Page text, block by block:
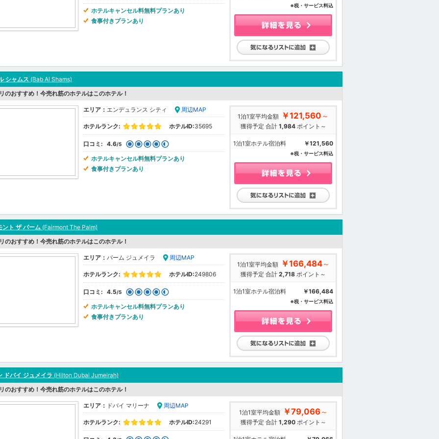
ホテルキャンセル料無料プランあり
食事付きプランあり
※税・サービス料込
シャムス (Bab Al Shams)
のおすすめ！今売れ筋のホテルはこのホテル！
エリア： エンデュランス シティ 周辺MAP
ホテルランク: ホテルID:35695
口コミ: 4.6/5
ホテルキャンセル料無料プランあり
食事付きプランあり
1泊1室平均金額 ￥121,560 ～
獲得予定 合計 1,984ポイント～
1泊1室ホテル宿泊料 ￥121,560
※税・サービス料込
ント ザ パーム (Fairmont The Palm)
のおすすめ！今売れ筋のホテルはこのホテル！
エリア： パーム ジュメイラ 周辺MAP
ホテルランク: ホテルID:249806
口コミ: 4.5/5
ホテルキャンセル料無料プランあり
食事付きプランあり
1泊1室平均金額 ￥166,484～
獲得予定 合計 2,718 ポイント～
1泊1室ホテル宿泊料 ￥166,484
※税・サービス料込
ドバイ ジュメイラ (Hilton Dubai Jumeirah)
のおすすめ！今売れ筋のホテルはこのホテル！
エリア： ドバイ マリーナ 周辺MAP
ホテルランク: ホテルID:24291
1泊1室平均金額 ￥79,066～
獲得予定 合計 1,290ポイント～